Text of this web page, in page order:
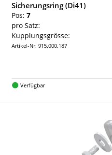
Sicherungsring (Di41)
Pos: 7
pro Satz:
Kupplungsgrösse:
Artikel-Nr: 915.000.187
Verfügbar